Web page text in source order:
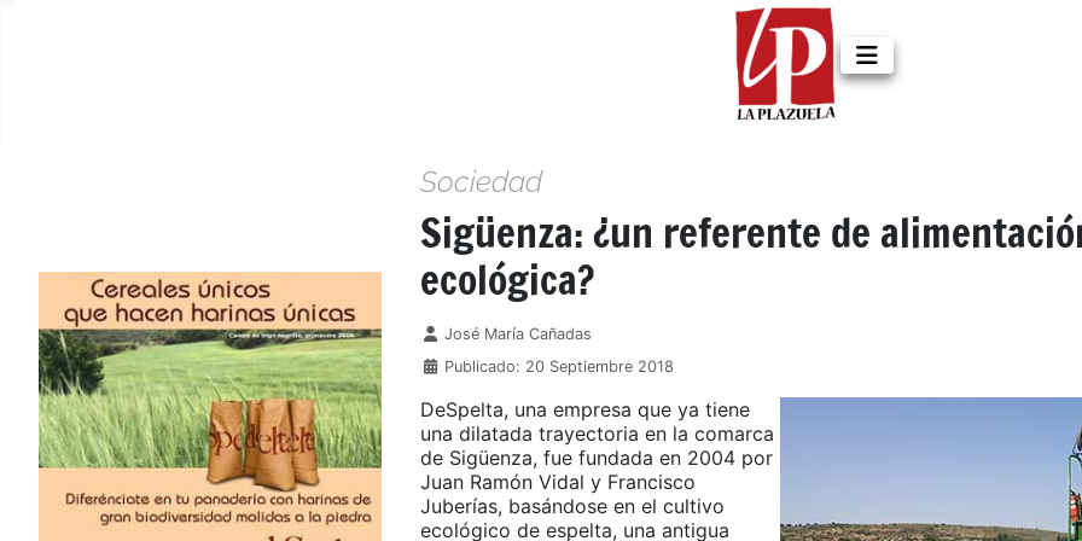
Sociedad
Sigüenza: ¿un referente de
ecológica?
Detalles
José María Cañadas
Publicado: 20 Septiembre 2018
DeSpelta, una empresa que ya tiene
una dilatada trayectoria en la comarca
de Sigüenza, fue fundada en 2004 por
Juan Ramón Vidal y Francisco
Juberías, basándose en el cultivo
ecológico de espelta, una antigua